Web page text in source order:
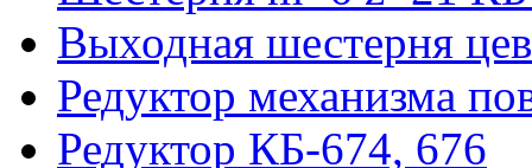
Выходная шестерня
Редуктор механизма
Редуктор КБ-674, 676